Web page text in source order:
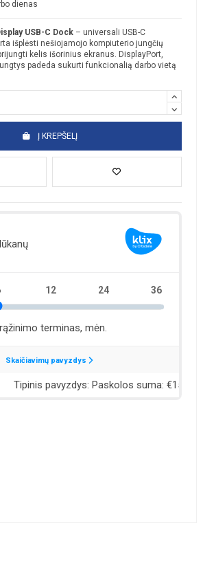
dienas
USB-C Dock – universali USB-C
išplėsti nešiojamojo kompiuterio jungčių
kelis išorinius ekranus. DisplayPort,
padeda sukurti funkcionalią darbo vietą
Į KREPŠELĮ